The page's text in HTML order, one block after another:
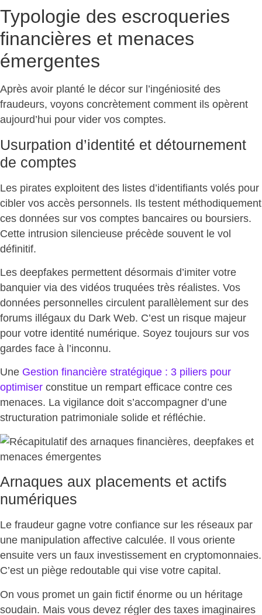
Typologie des escroqueries
financières et menaces
émergentes
Après avoir planté le décor sur l’ingéniosité des
fraudeurs, voyons concrètement comment ils opèrent
aujourd’hui pour vider vos comptes.
Usurpation d’identité et détournement
de comptes
Les pirates exploitent des listes d’identifiants volés pour
cibler vos accès personnels. Ils testent méthodiquement
ces données sur vos comptes bancaires ou boursiers.
Cette intrusion silencieuse précède souvent le vol
définitif.
Les deepfakes permettent désormais d’imiter votre
banquier via des vidéos truquées très réalistes. Vos
données personnelles circulent parallèlement sur des
forums illégaux du Dark Web. C’est un risque majeur
pour votre identité numérique. Soyez toujours sur vos
gardes face à l’inconnu.
Une Gestion financière stratégique : 3 piliers pour
optimiser constitue un rempart efficace contre ces
menaces. La vigilance doit s’accompagner d’une
structuration patrimoniale solide et réfléchie.
Arnaques aux placements et actifs
numériques
Le fraudeur gagne votre confiance sur les réseaux par
une manipulation affective calculée. Il vous oriente
ensuite vers un faux investissement en cryptomonnaies.
C’est un piège redoutable qui vise votre capital .
On vous promet un gain fictif énorme ou un héritage
soudain. Mais vous devez régler des taxes imaginaires